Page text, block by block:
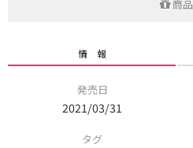
商品
情 報
発売日
2021/03/31
タグ